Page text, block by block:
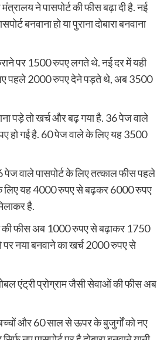
ने पासपोर्ट की फीस बढ़ा दी है. नई
बनवाना हो या पुराना दोबारा बनवाना
पर 1500 रुपए लगते थे. नई दर में यही
पहले 2000 रुपए देने पड़ते थे, अब 3500
पड़े तो खर्च और बढ़ गया है. 36 पेज वाले
हो गई है. 60 पेज वाले के लिए यह 3500
पेज वाले पासपोर्ट के लिए तत्काल फीस पहले
लिए यह 4000 रुपए से बढ़कर 6000 रुपए
है.
की फीस अब 1000 रुपए से बढ़ाकर 1750
पर नया बनवाने का खर्च 2000 रुपए से
एंट्री प्रोग्राम जैसी सेवाओं की फीस अब
और 60 साल से ऊपर के बुजुर्गों को नए